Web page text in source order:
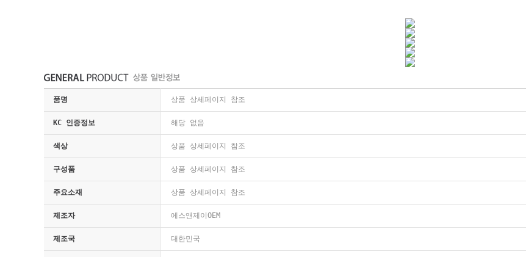
품명 상품 상세페이지 참조
KC 인증정보 해당 없음
색상 상품 상세페이지 참조
구성품 상품 상세페이지 참조
주요소재 상품 상세페이지 참조
제조자 에스앤제이OEM
제조국 대한민국